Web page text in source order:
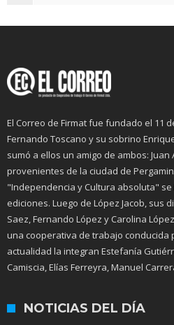
El Correo de Firmat fue fundado el 11
Fernando Toscano y su sobrino
sumó a ellos un amigo de ambos: Juan
provenientes de la ciudad de
"Independencia y Cultura absoluta"
ediciones. Luego de López Jacob, sus
Saez, Fernando López y Carolina
una cooperativa de trabajo conducida
actualidad la integran Estefanía
Camiscia, Elías Ferreyra, Manuel
NOTICIAS DEL DÍA